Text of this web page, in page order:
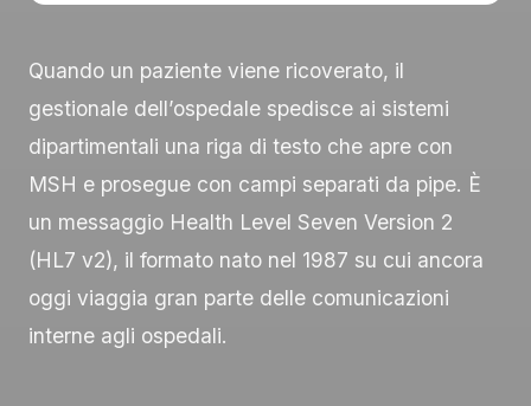
Quando un paziente viene ricoverato, il
gestionale dell’ospedale spedisce ai sistemi
dipartimentali una riga di testo che apre con
MSH e prosegue con campi separati da pipe. È
un messaggio Health Level Seven Version 2
(HL7 v2), il formato nato nel 1987 su cui ancora
oggi viaggia gran parte delle comunicazioni
interne agli ospedali.